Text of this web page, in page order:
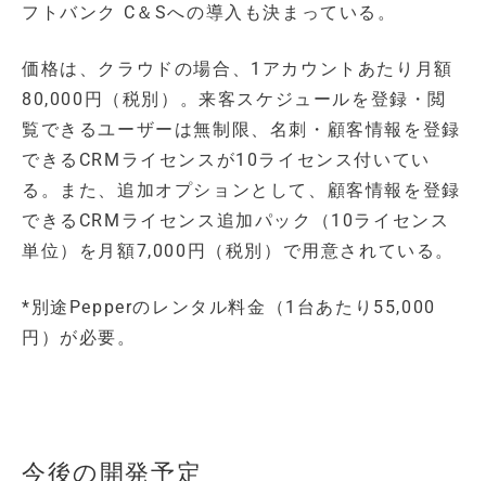
フトバンク C＆Sへの導入も決まっている。
価格は、クラウドの場合、1アカウントあたり月額
80,000円（税別）。来客スケジュールを登録・閲
覧できるユーザーは無制限、名刺・顧客情報を登録
できるCRMライセンスが10ライセンス付いてい
る。また、追加オプションとして、顧客情報を登録
できるCRMライセンス追加パック（10ライセンス
単位）を月額7,000円（税別）で用意されている。
*別途Pepperのレンタル料金（1台あたり55,000
円）が必要。
今後の開発予定